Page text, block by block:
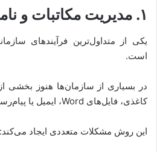
۱. مدیریت مکاتبات و نامه‌ها
یکی از متداول‌ترین فرآیندهای
است.
در بسیاری از سازمان‌ها هنوز بخشی
کاغذی، فایل‌های Word، ایمیل یا پیام‌رسان‌ها انجام می‌شود.
این روش مشکلات متعددی ایجاد می‌کند: